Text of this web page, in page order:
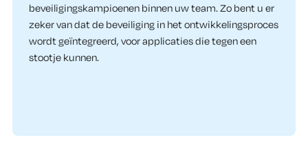
beveiligingskampioenen binnen uw team. Zo bent u er
zeker van dat de beveiliging in het ontwikkelingsproces
wordt geïntegreerd, voor applicaties die tegen een
stootje kunnen.